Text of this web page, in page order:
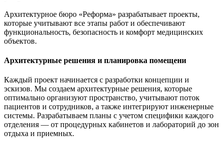
Архитектурное бюро «Реформа» разрабатывает проекты,
которые учитывают все этапы работ и обеспечивают
функциональность, безопасность и комфорт медицинских
объектов.
Архитектурные решения и планировка помещени
Каждый проект начинается с разработки концепции и
эскизов. Мы создаем архитектурные решения, которые
оптимально организуют пространство, учитывают поток
пациентов и сотрудников, а также интегрируют инженерные
системы. Разрабатываем планы с учетом специфики каждого
отделения — от процедурных кабинетов и лабораторий до зон
отдыха и приемных.